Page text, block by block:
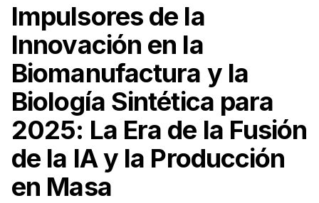
Impulsores de la
Innovación en la
Biomanufactura y la
Biología Sintética para
2025: La Era de la Fusión
de la IA y la Producción
en Masa